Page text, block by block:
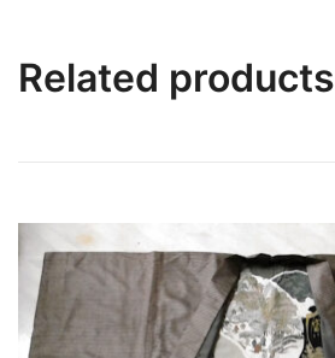
Related products